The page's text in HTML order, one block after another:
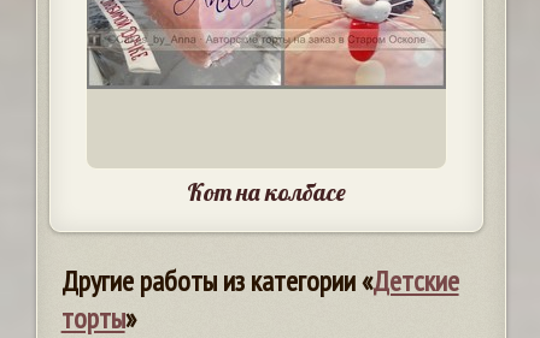
Кот на колбасе
Другие работы из категории «Детские
торты»